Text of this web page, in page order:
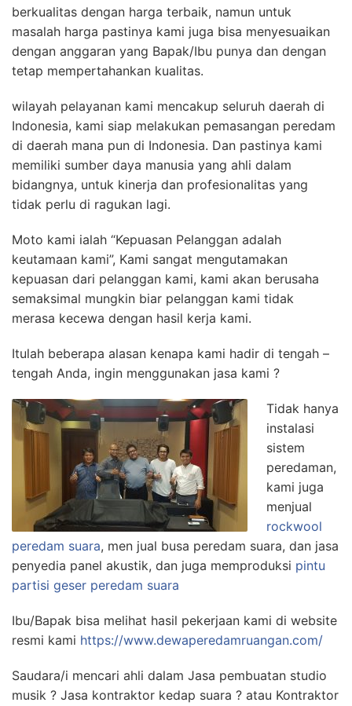
berkualitas dengan harga terbaik, namun untuk
masalah harga pastinya kami juga bisa menyesuaikan
dengan anggaran yang Bapak/Ibu punya dan dengan
tetap mempertahankan kualitas.
wilayah pelayanan kami mencakup seluruh daerah di
Indonesia, kami siap melakukan pemasangan peredam
di daerah mana pun di Indonesia. Dan pastinya kami
memiliki sumber daya manusia yang ahli dalam
bidangnya, untuk kinerja dan profesionalitas yang
tidak perlu di ragukan lagi.
Moto kami ialah “Kepuasan Pelanggan adalah
keutamaan kami”, Kami sangat mengutamakan
kepuasan dari pelanggan kami, kami akan berusaha
semaksimal mungkin biar pelanggan kami tidak
merasa kecewa dengan hasil kerja kami.
Itulah beberapa alasan kenapa kami hadir di tengah –
tengah Anda, ingin menggunakan jasa kami ?
Tidak hanya
instalasi
sistem
peredaman,
kami juga
menjual
rockwool
peredam suara, men jual busa peredam suara, dan jasa
penyedia panel akustik, dan juga memproduksi pintu
partisi geser peredam suara
Ibu/Bapak bisa melihat hasil pekerjaan kami di website
resmi kami https://www.dewaperedamruangan.com/
Saudara/i mencari ahli dalam Jasa pembuatan studio
musik ? Jasa kontraktor kedap suara ? atau Kontraktor